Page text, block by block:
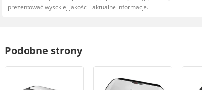
prezentować wysokiej jakości i aktualne informacje.
Podobne strony